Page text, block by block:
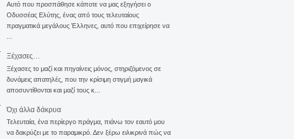
Αυτό που προσπάθησε κάποτε να μας εξηγήσει ο
Οδυσσέας Ελύτης, ένας από τους τελευταίους
πραγματικά μεγάλους Έλληνες, αυτό που επιχείρησε να
Ξέχασες…
Ξέχασες το μαζί και πηγαίνεις μόνος, στηριζόμενος σε
δυνάμεις απατηλές, που την κρίσιμη στιγμή μαγικά
αποσυντίθονται και μαζί τους κ...
Όχι άλλα δάκρυα
Τελευταία, ένα περίεργο πράγμα, πιάνω τον εαυτό μου
να δακρύζει με το παραμικρό. Δεν ξέρω ειλικρινά πώς να